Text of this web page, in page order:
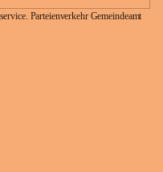
Parteienverkehr Gemeindeamt